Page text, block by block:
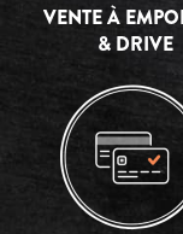
VENTE À
& DRIVE